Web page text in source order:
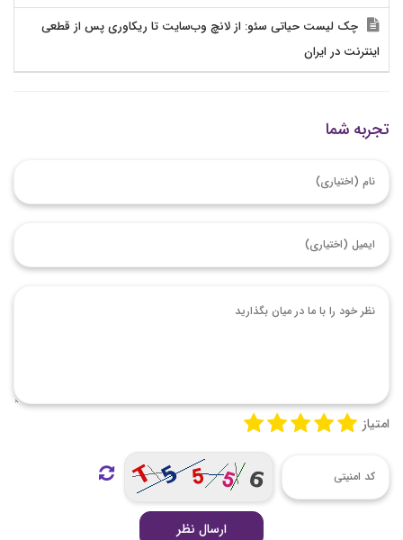
چک لیست حیاتی سئو: از لانچ وب‌سایت تا ریکاوری پس از قطعی
اینترنت در ایران
تجربه شما
امتیاز
ارسال نظر